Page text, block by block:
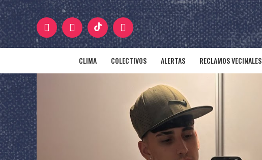
CLIMA COLECTIVOS ALERTAS RECLAMOS VECINALES